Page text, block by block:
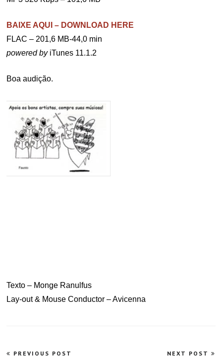
BAIXE AQUI – DOWNLOAD HERE
FLAC – 201,6 MB-44,0 min
powered byiTunes 11.1.2
Boa audição.
Texto – Monge Ranulfus
Lay-out & Mouse Conductor – Avicenna
Navegação
PREVIOUS POST NEXT POST